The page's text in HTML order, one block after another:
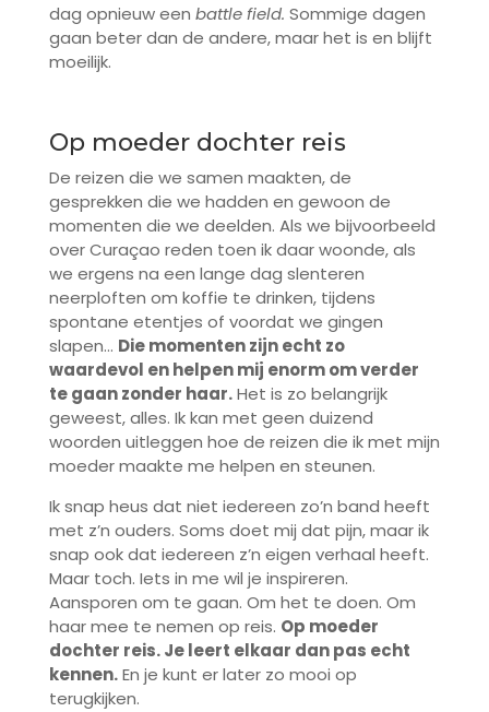
dag opnieuw een battle field. Sommige dagen
gaan beter dan de andere, maar het is en blijft
moeilijk.
Op moeder dochter reis
De reizen die we samen maakten, de
gesprekken die we hadden en gewoon de
momenten die we deelden. Als we bijvoorbeeld
over Curaçao reden toen ik daar woonde, als
we ergens na een lange dag slenteren
neerploften om koffie te drinken, tijdens
spontane etentjes of voordat we gingen
slapen… Die momenten zijn echt zo
waardevol en helpen mij enorm om verder
te gaan zonder haar.Het is zo belangrijk
geweest, alles. Ik kan met geen duizend
woorden uitleggen hoe de reizen die ik met mijn
moeder maakte me helpen en steunen.
Ik snap heus dat niet iedereen zo’n band heeft
met z’n ouders. Soms doet mij dat pijn, maar ik
snap ook dat iedereen z’n eigen verhaal heeft.
Maar toch. Iets in me wil je inspireren.
Aansporen om te gaan. Om het te doen. Om
haar mee te nemen op reis. Op moeder
dochter reis. Je leert elkaar dan pas echt
kennen.En je kunt er later zo mooi op
terugkijken.